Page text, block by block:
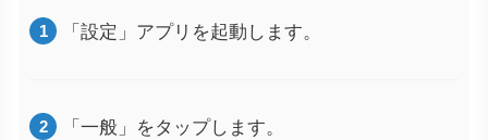
「設定」アプリを起動します。
「一般」をタップします。